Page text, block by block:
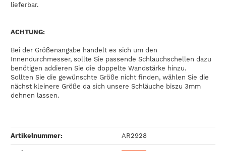
lieferbar.
ACHTUNG:
Bei der Größenangabe handelt es sich um den
Innendurchmesser, sollte Sie passende Schlauchschellen dazu
benötigen addieren Sie die doppelte Wandstärke hinzu.
Sollten Sie die gewünschte Größe nicht finden, wählen Sie die
nächst kleinere Größe da sich unsere Schläuche biszu 3mm
dehnen lassen.
Artikelnummer: AR2928